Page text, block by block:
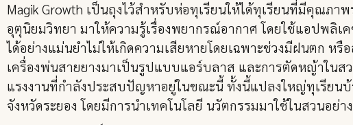
Magik Growth เป็นถุงไว้สำหรับห่อทุเรียนให้ได้ทุเรียนที่มีคุณภ
อุตุนิยมวิทยา มาให้ความรู้เรื่องพยากรณ์อากาศ โดยใช้แอปพลิเ
ได้อย่างแม่นยำไม่ให้เกิดความเสียหายโดยเฉพาะช่วงมีฝนตก ห
เครื่องพ่นสายยางมาเป็นรูปแบบแอร์บลาส และการตัดหญ้าในส
แรงงานที่กำลังประสบปัญหาอยู่ในขณะนี้ ทั้งนี้แปลงใหญ่ทุเรียน
จังหวัดระยอง โดยมีการนำเทคโนโลยี นวัตกรรมมาใช้ในสวนอ